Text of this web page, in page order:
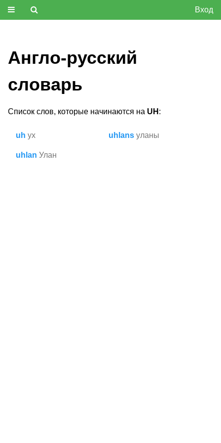
Вход
Англо-русский
словарь
Список слов, которые начинаются на UH :
uh ух uhlans уланы
uhlan Улан